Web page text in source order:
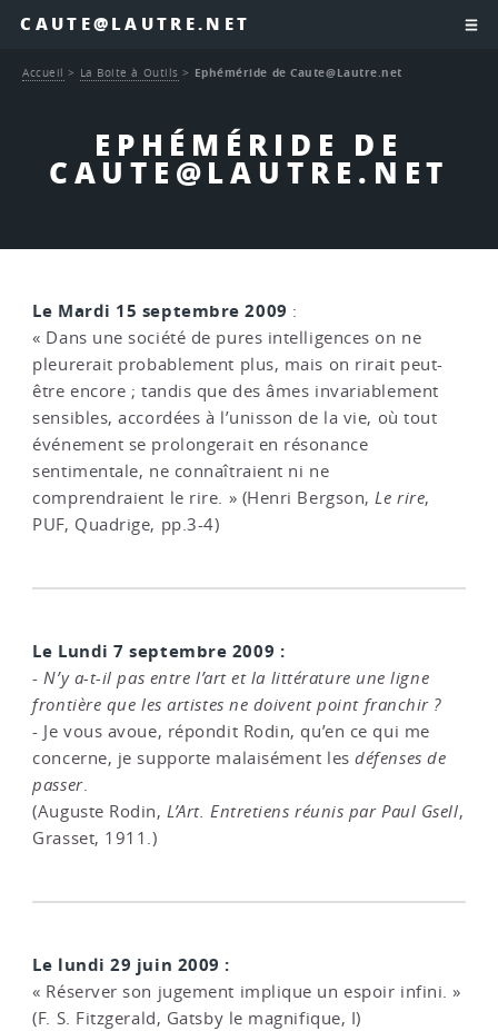
CAUTE@LAUTRE.NET
EPHÉMÉRIDE DE
CAUTE@LAUTRE.NET
Accueil > La Boite à Outils > Ephéméride de Caute@Lautre.net
Le Mardi 15 septembre 2009 :
« Dans une société de pures intelligences on ne
pleurerait probablement plus, mais on rirait peut-
être encore ; tandis que des âmes invariablement
sensibles, accordées à l’unisson de la vie, où tout
événement se prolongerait en résonance
sentimentale, ne connaîtraient ni ne
comprendraient le rire. » (Henri Bergson,Le rire,
PUF, Quadrige, pp.3-4)
Le Lundi 7 septembre 2009 :
-N’y a-t-il pas entre l’art et la littérature une ligne
frontière que les artistes ne doivent point franchir ?
- Je vous avoue, répondit Rodin, qu’en ce qui me
concerne, je supporte malaisément lesdéfenses de
passer.
(Auguste Rodin,L’Art. Entretiens réunis par Paul Gsell,
Grasset, 1911.)
Le lundi 29 juin 2009 :
« Réserver son jugement implique un espoir infini. »
(F. S. Fitzgerald, Gatsby le magnifique, I)